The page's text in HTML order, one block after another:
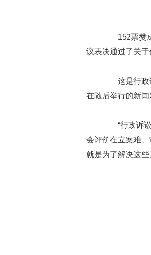
152票赞成
议表决通过了关于
这是行政诉
在随后举行的新闻
“行政诉讼
会评价在立案难、
就是为了解决这些